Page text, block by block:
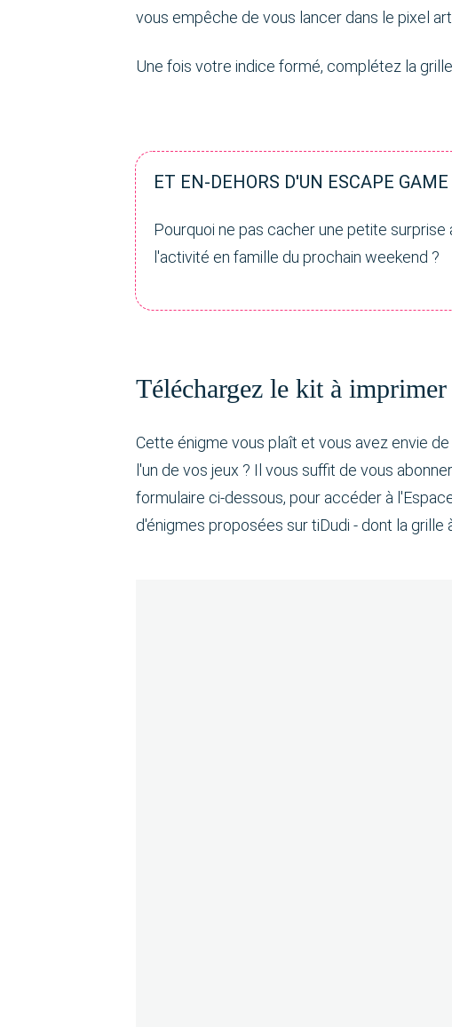
vous empêche de vous lancer dans le pixel
Une fois votre indice formé, complétez la
ET EN-DEHORS D'UN ESCAPE GAME
Pourquoi ne pas cacher une petite
l'activité en famille du prochain weekend ?
Téléchargez le kit à imprimer
Cette énigme vous plaît et vous avez envie
l'un de vos jeux ? Il vous suffit de vous
formulaire ci-dessous, pour accéder à
d'énigmes proposées sur tiDudi - dont la grille